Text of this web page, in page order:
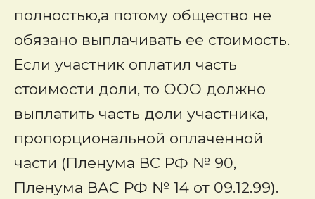
полностью,а потому общество не
обязано выплачивать ее стоимость.
Если участник оплатил часть
стоимости доли, то ООО должно
выплатить часть доли участника,
пропорциональной оплаченной
части (Пленума ВС РФ № 90,
Пленума ВАС РФ № 14 от 09.12.99).